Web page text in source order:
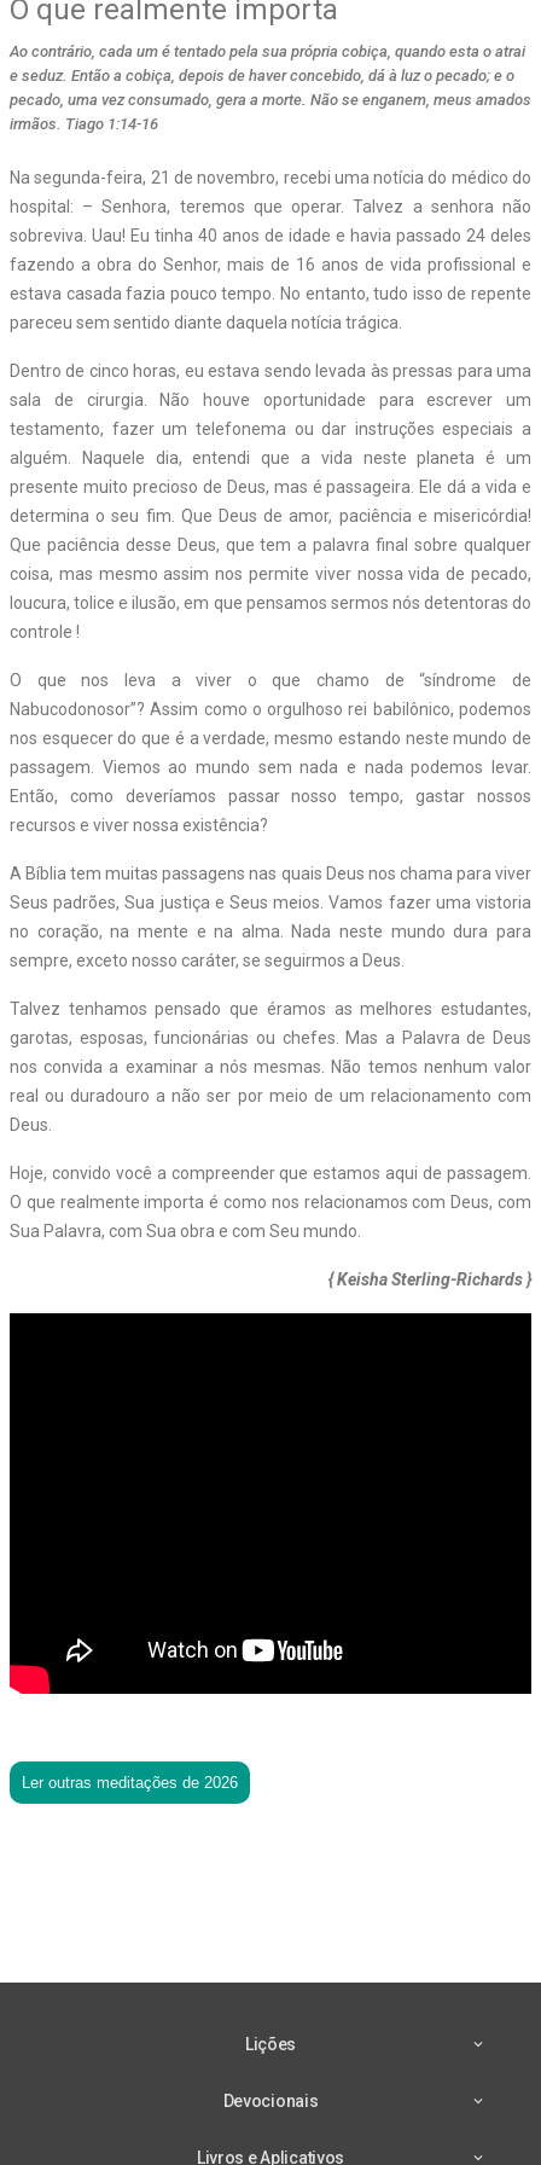
O que realmente importa
Ao contrário, cada um é tentado pela sua própria cobiça, quando esta o atrai
e seduz. Então a cobiça, depois de haver concebido, dá à luz o pecado; e o
pecado, uma vez consumado, gera a morte. Não se enganem, meus amados
irmãos. Tiago 1:14-16
Na segunda-feira, 21 de novembro, recebi uma notícia do médico do
hospital: – Senhora, teremos que operar. Talvez a senhora não
sobreviva. Uau! Eu tinha 40 anos de idade e havia passado 24 deles
fazendo a obra do Senhor, mais de 16 anos de vida profissional e
estava casada fazia pouco tempo. No entanto, tudo isso de repente
pareceu sem sentido diante daquela notícia trágica.
Dentro de cinco horas, eu estava sendo levada às pressas para uma
sala de cirurgia. Não houve oportunidade para escrever um
testamento, fazer um telefonema ou dar instruções especiais a
alguém. Naquele dia, entendi que a vida neste planeta é um
presente muito precioso de Deus, mas é passageira. Ele dá a vida e
determina o seu fim. Que Deus de amor, paciência e misericórdia!
Que paciência desse Deus, que tem a palavra final sobre qualquer
coisa, mas mesmo assim nos permite viver nossa vida de pecado,
loucura, tolice e ilusão, em que pensamos sermos nós detentoras do
controle !
O que nos leva a viver o que chamo de “síndrome de
Nabucodonosor”? Assim como o orgulhoso rei babilônico, podemos
nos esquecer do que é a verdade, mesmo estando neste mundo de
passagem. Viemos ao mundo sem nada e nada podemos levar.
Então, como deveríamos passar nosso tempo, gastar nossos
recursos e viver nossa existência?
A Bíblia tem muitas passagens nas quais Deus nos chama para viver
Seus padrões, Sua justiça e Seus meios. Vamos fazer uma vistoria
no coração, na mente e na alma. Nada neste mundo dura para
sempre, exceto nosso caráter, se seguirmos a Deus.
Talvez tenhamos pensado que éramos as melhores estudantes,
garotas, esposas, funcionárias ou chefes. Mas a Palavra de Deus
nos convida a examinar a nós mesmas. Não temos nenhum valor
real ou duradouro a não ser por meio de um relacionamento com
Deus.
Hoje, convido você a compreender que estamos aqui de passagem.
O que realmente importa é como nos relacionamos com Deus, com
Sua Palavra, com Sua obra e com Seu mundo.
{ Keisha Sterling-Richards }
Ler outras meditações de 2026
Lições
Devocionais
Livros e Aplicativos